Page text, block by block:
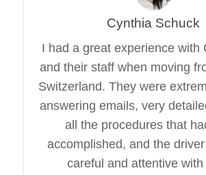
Cynthia Schuck
I had a great experience with
and their staff when moving
Switzerland. They were
answering emails, very
all the procedures that
accomplished, and the
careful and attentive with